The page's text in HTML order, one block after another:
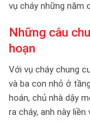
vụ cháy những năm
Những câu
hoạn
Với vụ cháy chung
và ba con nhỏ ở
hoán, chủ nhà dậy
ra cháy, anh này